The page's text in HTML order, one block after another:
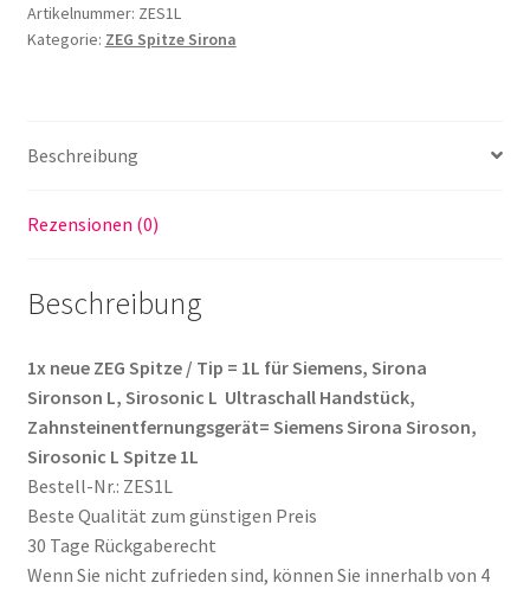
Sirona
Sironsonic
Handstück
Artikelnummer: ZES1L
Kategorie: ZEG Spitze Sirona
Beschreibung
Rezensionen (0)
Beschreibung
1x neue ZEG Spitze / Tip = 1L für Siemens, Sirona
Sironson L, Sirosonic L Ultraschall Handstück,
Zahnsteinentfernungsgerät= Siemens Sirona Siroson,
Sirosonic L Spitze 1L
Bestell-Nr.: ZES1L
Beste Qualität zum günstigen Preis
30 Tage Rückgaberecht
Wenn Sie nicht zufrieden sind, können Sie innerhalb von 4